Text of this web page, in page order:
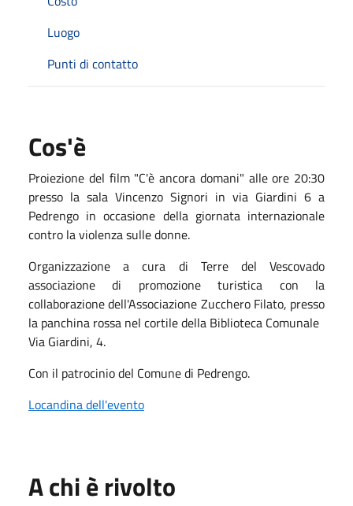
Luogo
Punti di contatto
Cos'è
Proiezione del film "C'è ancora domani" alle ore 20:30
presso la sala Vincenzo Signori in via Giardini 6 a
Pedrengo in occasione della giornata internazionale
contro la violenza sulle donne.
Organizzazione a cura di Terre del Vescovado
associazione di promozione turistica con la
collaborazione dell'Associazione Zucchero Filato, presso
la panchina rossa nel cortile della Biblioteca Comunale
Via Giardini, 4.
Con il patrocinio del Comune di Pedrengo.
Locandina dell'evento
A chi è rivolto